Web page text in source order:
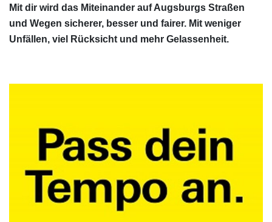
Mit dir wird das Miteinander auf Augsburgs Straßen
und Wegen sicherer, besser und fairer. Mit weniger
Unfällen, viel Rücksicht und mehr Gelassenheit.